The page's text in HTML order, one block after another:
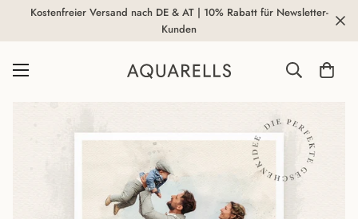
Kostenfreier Versand nach DE & AT | 10% Rabatt für Newsletter-
Kunden